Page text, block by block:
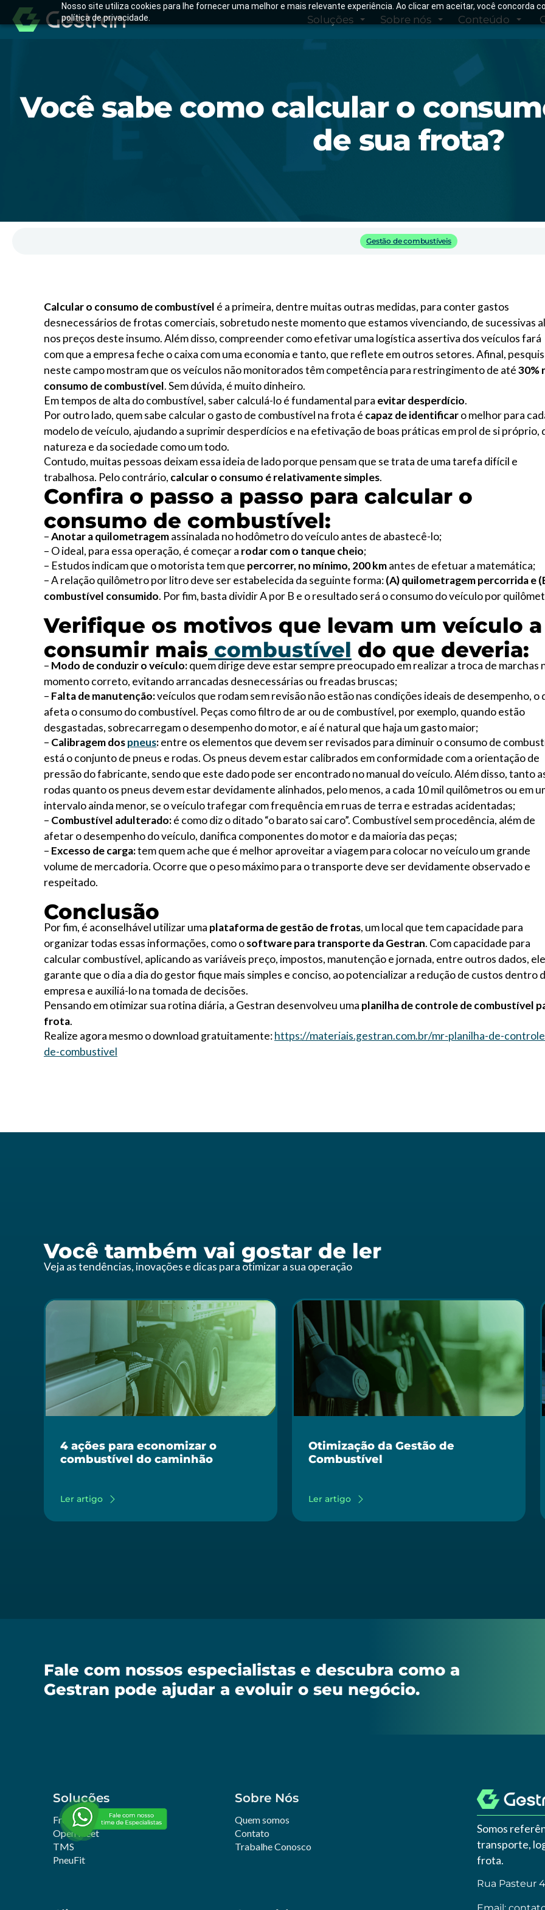
Nosso site utiliza cookies para lhe fornecer uma melhor e mais relevante experiência. Ao clicar em aceitar, você concorda
política de privacidade.
Soluções Sobre nós Conteúdo
Você sabe como calcular o
de sua frota?
Gestão de combustíveis
Calcular o consumo de combustível é a primeira, dentre muitas outras medidas, para conter gastos
desnecessários de frotas comerciais, sobretudo neste momento que estamos vivenciando, de sucessivas
nos preços deste insumo. Além disso, compreender como efetivar uma logística assertiva dos veículos fará
com que a empresa feche o caixa com uma economia e tanto, que reflete em outros setores. Afinal,
neste campo mostram que os veículos não monitorados têm competência para restringimento de até30%
consumo de combustível. Sem dúvida, é muito dinheiro.
Em tempos de alta do combustível, saber calculá-lo é fundamental para evitar desperdício.
Por outro lado, quem sabe calcular o gasto de combustível na frota é capaz de identificaro melhor para
modelo de veículo, ajudando a suprimir desperdícios e na efetivação de boas práticas em prol de si próprio,
natureza e da sociedade como um todo.
Contudo, muitas pessoas deixam essa ideia de lado porque pensam que se trata de uma tarefa difícil e
trabalhosa. Pelo contrário, calcular o consumo é relativamente simples.
Confira o passo a passo para calcular o
consumo de combustível:
–Anotar a quilometragemassinalada no hodômetro do veículo antes de abastecê-lo;
– O ideal, para essa operação, é começar a rodar com o tanque cheio;
– Estudos indicam que o motorista tem que percorrer, no mínimo, 200 kmantes de efetuar a matemática;
– A relação quilômetro por litro deve ser estabelecida da seguinte forma:(A) quilometragem percorrida e
combustível consumido. Por fim, basta dividir A por B e o resultado será o consumo do veículo por
Verifique os motivos que levam um veículo a
consumir mais combustível do que deveria:
– Modo de conduzir o veículo:quem dirige deve estar sempre preocupado em realizar a troca de marchas
momento correto, evitando arrancadas desnecessárias ou freadas bruscas;
– Falta de manutenção:veículos que rodam sem revisão não estão nas condições ideais de desempenho, o
afeta o consumo do combustível. Peças como filtro de ar ou de combustível, por exemplo, quando estão
desgastadas, sobrecarregam o desempenho do motor, e aí é natural que haja um gasto maior;
– Calibragem dospneus:entre os elementos que devem ser revisados para diminuir o consumo de
está o conjunto de pneus e rodas. Os pneus devem estar calibrados em conformidade com a orientação de
pressão do fabricante, sendo que este dado pode ser encontrado no manual do veículo. Além disso, tanto
rodas quanto os pneus devem estar devidamente alinhados, pelo menos, a cada 10 mil quilômetros ou em
intervalo ainda menor, se o veículo trafegar com frequência em ruas de terra e estradas acidentadas;
– Combustível adulterado:é como diz o ditado “o barato sai caro”. Combustível sem procedência, além de
afetar o desempenho do veículo, danifica componentes do motor e da maioria das peças;
– Excesso de carga:tem quem ache que é melhor aproveitar a viagem para colocar no veículo um grande
volume de mercadoria. Ocorre que o peso máximo para o transporte deve ser devidamente observado e
respeitado.
Conclusão
Por fim, é aconselhável utilizar uma plataforma de gestão de frotas, um local que tem capacidade para
organizar todas essas informações, como osoftware para transporte da Gestran. Com capacidade para
calcular combustível, aplicando as variáveis preço, impostos, manutenção e jornada, entre outros dados, ele
garante que o dia a dia do gestor fique mais simples e conciso, ao potencializar a redução de custos dentro
empresa e auxiliá-lo na tomada de decisões.
Pensando em otimizar sua rotina diária, a Gestran desenvolveu uma planilha de controle de combustível
frota.
Realize agora mesmo o download gratuitamente:https://materiais.gestran.com.br/mr-planilha-de-
de-combustivel
Você também vai gostar de ler
Veja as tendências, inovações e dicas para otimizar a sua operação
4 ações para economizar o
combustível do caminhão
Ler artigo
Otimização da Gestão de
Combustível
Ler artigo
Fale com nossos especialistas e descubra como a
Gestran pode ajudar a evoluir o seu negócio.
Soluções
Frotas
Open Fleet
TMS
PneuFit
Sobre Nós
Quem somos
Contato
Trabalhe Conosco
Somos
transporte,
frota.
Rua Pasteur